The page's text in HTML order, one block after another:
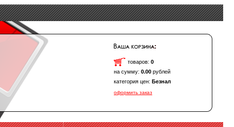
товаров: 0
на сумму: 0.00рублей
категория цен: Безнал
оформить заказ